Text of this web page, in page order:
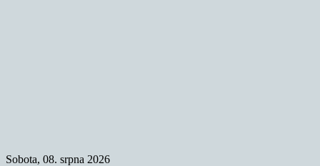
Sobota, 08. srpna 2026